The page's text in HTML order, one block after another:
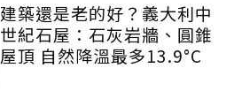
建築還是老的好？義大利中
世紀石屋：石灰岩牆、圓錐
屋頂 自然降溫最多13.9°C